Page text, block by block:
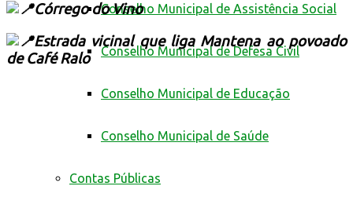
Conselho Municipal de Assistência Social
Conselho Municipal de Defesa Civil
Conselho Municipal de Educação
Conselho Municipal de Saúde
Contas Públicas
Córrego do Vino
Estrada vicinal que liga Mantena ao povoado
de Café Ralo